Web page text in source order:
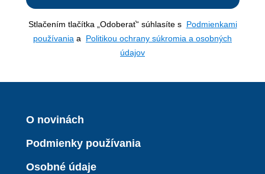
Stlačením tlačítka „Odoberať“ súhlasíte s Podmienkami
používania a Politikou ochrany súkromia a osobných
údajov
O novinách
Podmienky používania
Osobné údaje